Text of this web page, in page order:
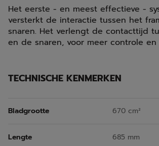
Het eerste - en meest effectieve -
versterkt de interactie tussen het
snaren. Het verlengt de contacttijd
en de snaren, voor meer controle en
TECHNISCHE KENMERKEN
Bladgrootte 670 cm²
Lengte 685 mm